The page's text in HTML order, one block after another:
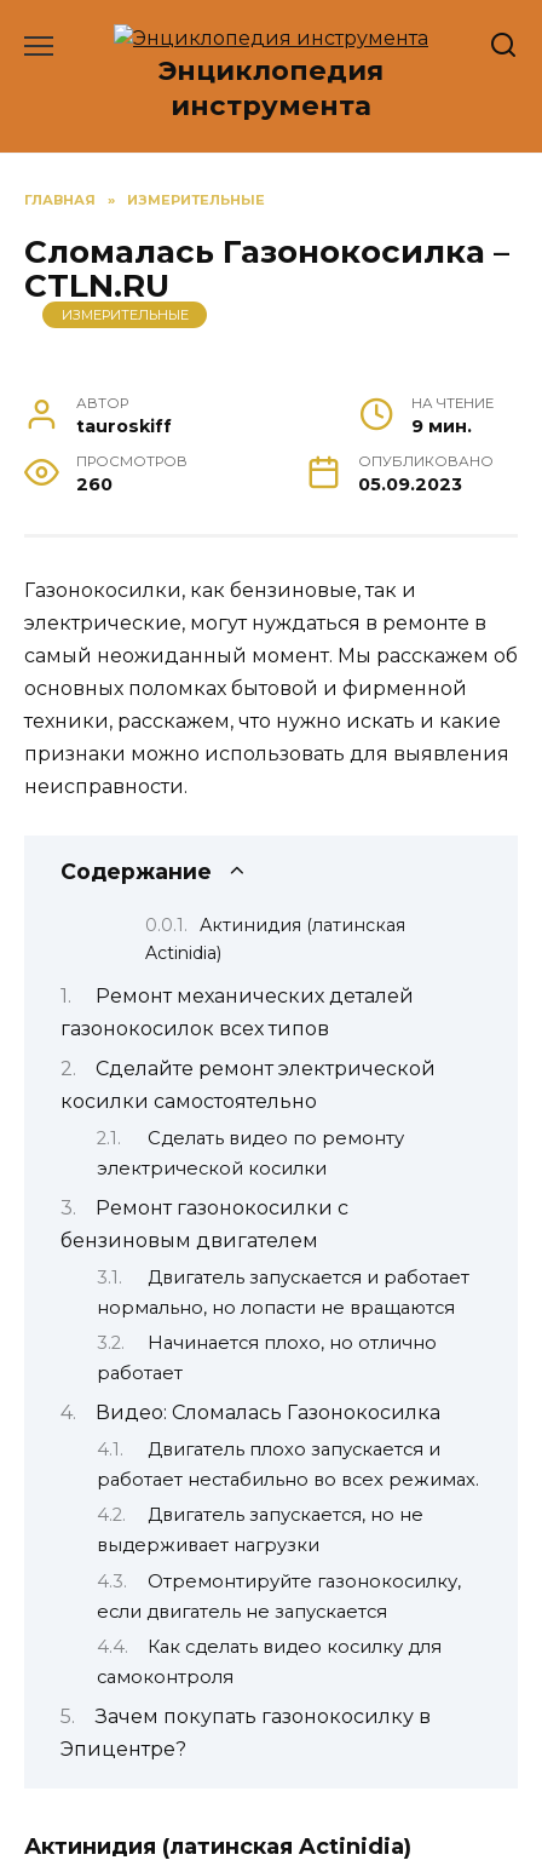
Энциклопедия
инструмента
ГЛАВНАЯ » ИЗМЕРИТЕЛЬНЫЕ
Сломалась Газонокосилка –
CTLN.RU
ИЗМЕРИТЕЛЬНЫЕ
АВТОР
tauroskiff
НА ЧТЕНИЕ
9 мин.
ПРОСМОТРОВ
260
ОПУБЛИКОВАНО
05.09.2023
Газонокосилки, как бензиновые, так и
электрические, могут нуждаться в ремонте в
самый неожиданный момент. Мы расскажем об
основных поломках бытовой и фирменной
техники, расскажем, что нужно искать и какие
признаки можно использовать для выявления
неисправности.
Содержание
Актинидия (латинская
Actinidia)
Ремонт механических деталей
газонокосилок всех типов
Сделайте ремонт электрической
косилки самостоятельно
Сделать видео по ремонту
электрической косилки
Ремонт газонокосилки с
бензиновым двигателем
Двигатель запускается и работает
нормально, но лопасти не вращаются
Начинается плохо, но отлично
работает
Видео: Сломалась Газонокосилка
Двигатель плохо запускается и
работает нестабильно во всех режимах.
Двигатель запускается, но не
выдерживает нагрузки
Отремонтируйте газонокосилку,
если двигатель не запускается
Как сделать видео косилку для
самоконтроля
Зачем покупать газонокосилку в
Эпицентре?
Актинидия (латинская Actinidia)